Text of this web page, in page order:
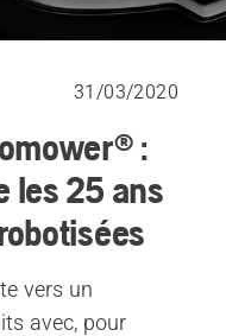
31/03/2020
:
les 25 ans
vers un
avec, pour